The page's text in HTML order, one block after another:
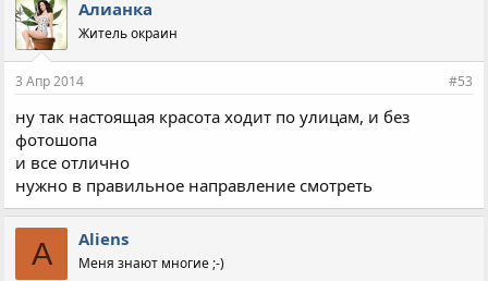
Алианка
Житель окраин
3 Апр 2014 #53
ну так настоящая красота ходит по улицам, и без
фотошопа
и все отлично
нужно в правильное направление смотреть
A Aliens
Меня знают многие ;-)